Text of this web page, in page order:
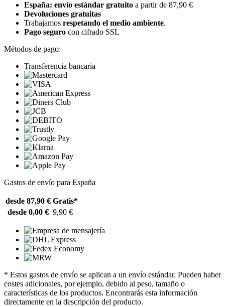
España: envío estándar gratuito a partir de 87,90 €
Devoluciones gratuitas
Trabajamos respetando el medio ambiente.
Pago seguro con cifrado SSL
Métodos de pago:
Transferencia bancaria
Gastos de envío para España
desde 87,90 € Gratis*
desde 0,00 € 9,90 €
* Estos gastos de envío se aplican a un envío estándar. Pueden haber
costes adicionales, por ejemplo, debido al peso, tamaño o
características de los productos. Encontrarás esta información
directamente en la descripción del producto.